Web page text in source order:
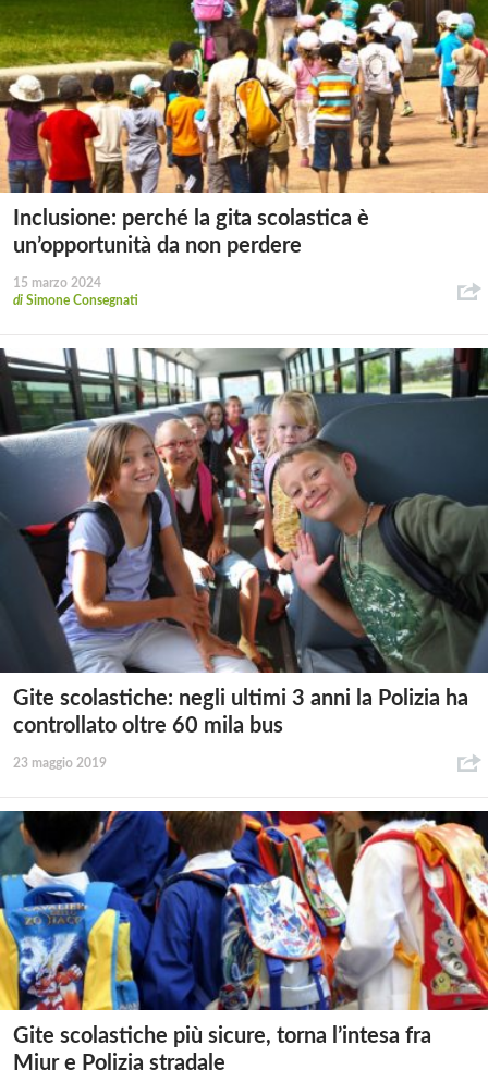
Inclusione: perché la gita scolastica è
un’opportunità da non perdere
15 marzo 2024
di Simone Consegnati
Gite scolastiche: negli ultimi 3 anni la Polizia ha
controllato oltre 60 mila bus
23 maggio 2019
Gite scolastiche più sicure, torna l’intesa fra
Miur e Polizia stradale